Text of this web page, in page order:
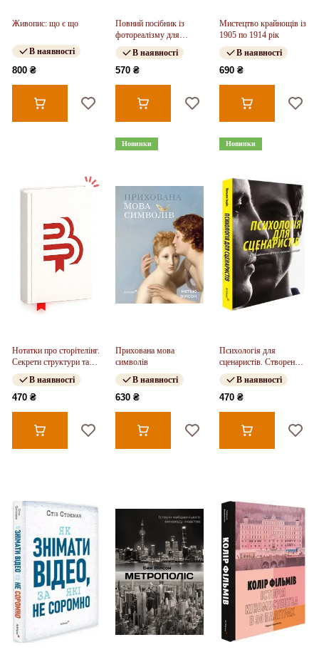
Живопис: що є що
В наявності
800 ₴
Повний посібник із
фотореалізму для
візуальних ефектів,
візуалізації та ігор
В наявності
570 ₴
Мистецтво крайнощів із
1905 по 1914 рік
В наявності
690 ₴
Нотатки про сторітелінг.
Секрети структури та
персонажів
В наявності
470 ₴
Новинки
Прихована мова
символів
В наявності
630 ₴
Новинки
Психологія для
сценаристів. Створення
конфлікту у вашому
сценаріїВ наявності
470 ₴